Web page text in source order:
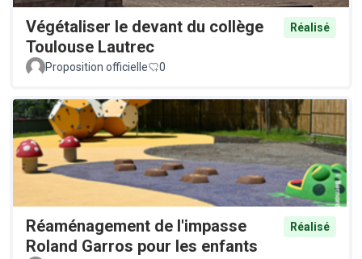
Végétaliser le devant du collège
Toulouse Lautrec
Réalisé
Proposition officielle 0
Réaménagement de l'impasse
Roland Garros pour les enfants
Réalisé